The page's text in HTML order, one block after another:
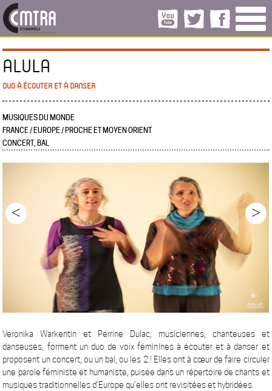
ALULA
DUO À ÉCOUTER ET À DANSER
MUSIQUES DU MONDE
FRANCE / EUROPE / PROCHE ET MOYEN ORIENT
CONCERT, BAL
< >
Veronika Warkentin et Perrine Dulac, musiciennes, chanteuses et
danseuses, forment un duo de voix féminines à écouter et à danser et
proposent un concert, ou un bal, ou les 2 ! Elles ont à cœur de faire circuler
une parole féministe et humaniste, puisée dans un répertoire de chants et
musiques traditionnelles d’Europe qu’elles ont revisitées et hybridées.